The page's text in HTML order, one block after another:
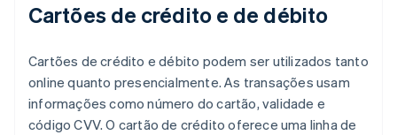
Cartões de crédito e de débito
Cartões de crédito e débito podem ser utilizados tanto
online quanto presencialmente. As transações usam
informações como número do cartão, validade e
código CVV. O cartão de crédito oferece uma linha de